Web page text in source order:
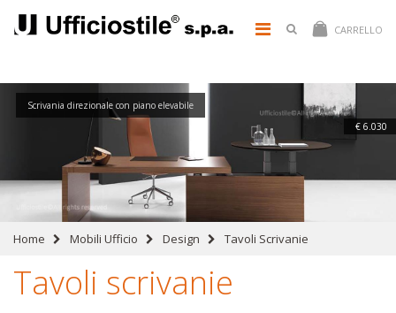
CARRELLO
Scrivania direzionale con piano elevabile
€ 6.030
Home Mobili Ufficio Design Tavoli Scrivanie
Tavoli scrivanie